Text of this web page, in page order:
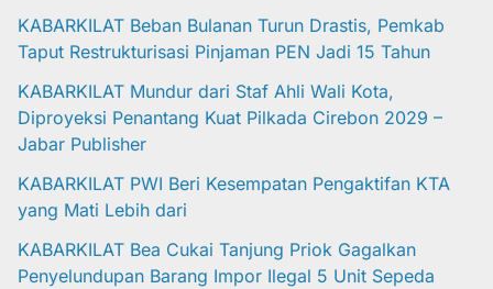
KABARKILAT Beban Bulanan Turun Drastis, Pemkab
Taput Restrukturisasi Pinjaman PEN Jadi 15 Tahun‎
KABARKILAT Mundur dari Staf Ahli Wali Kota,
Diproyeksi Penantang Kuat Pilkada Cirebon 2029 –
Jabar Publisher
KABARKILAT PWI Beri Kesempatan Pengaktifan KTA
yang Mati Lebih dari
KABARKILAT Bea Cukai Tanjung Priok Gagalkan
Penyelundupan Barang Impor Ilegal 5 Unit Sepeda